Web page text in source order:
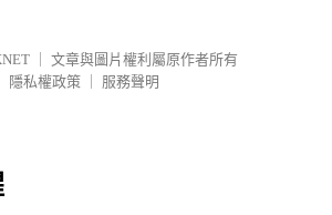
文章與圖片權利屬原作者所有
隱私權政策
服務聲明